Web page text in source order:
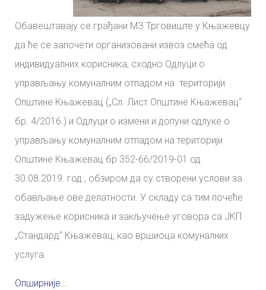
Обавештавају се грађани МЗ Трговиште у Књажевцу
да ће се започети организовани извоз смећа од
индивидуалних корисника, сходно Одлуци о
управљању комуналним отпадом на територији
Општине Књажевац („Сл. Лист Општине Књажевац“
бр. 4/2016.) и Одлуци о измени и допуни одлуке о
управљању комуналним отпадом на територији
Општине Књажевац бр.352-66/2019-01 од
30.08.2019. год., обзиром да су створени услови за
обављање ове делатности. У складу са тим почеће
задужење корисника и закључење уговора са ЈКП
„Стандард“ Књажевац, као вршиоца комуналних
услуга.
Опширније...